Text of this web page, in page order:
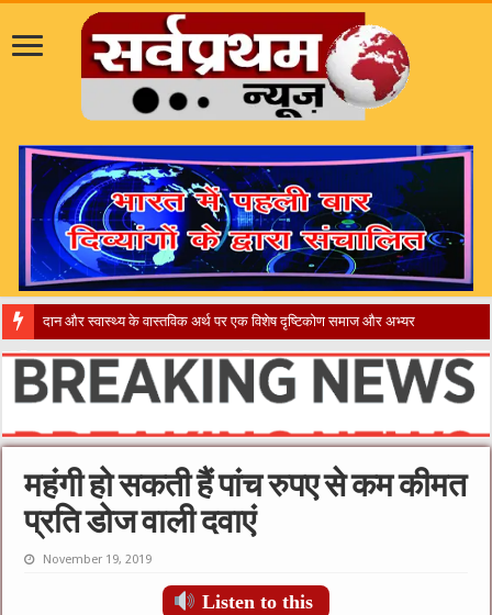
​”कानून तो बदल ग
महंगी हो सकती हैं पांच रुपए से कम कीमत
प्रति डोज वाली दवाएं
November 19, 2019
Listen to this